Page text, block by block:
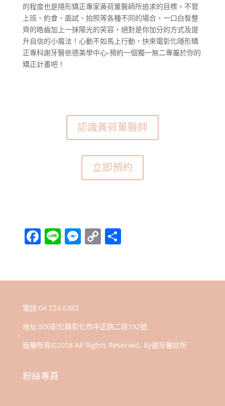
的程度也是隱形矯正專家黃荷薰醫師所追求的目標。不管
上班、約會、面試、拍照等各種不同的場合，一口白皙整
齊的皓齒加上一抹陽光的笑容，絕對是你加分的方式及提
升自信的小魔法！心動不如馬上行動，快來電彰化隱形矯
正專科謝牙醫依德美學中心-預約一個獨一無二專屬於你的
矯正計畫吧！
認識黃荷薰醫師
立即預約
F
e
b
o
o
k
Li M
e
er
C
y
k
分
電話:04 724 6382
地址:500彰化縣彰化市中正路二段192號
版權所有©2018 All Rights Reserved. By謝牙醫診所
粉絲專頁